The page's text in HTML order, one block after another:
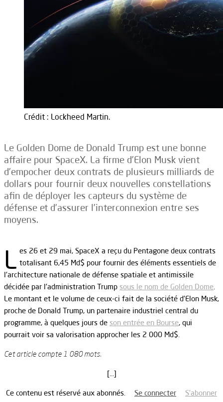
Crédit : Lockheed Martin.
Le Golden Dome de Donald Trump est une bonne
affaire pour SpaceX. La firme d’Elon Musk vient
d’empocher deux contrats de plusieurs milliards de
dollars pour fournir deux nouvelles constellations
afin de déployer les capteurs du système de
défense et d’assurer l’interconnexion entre ses
moyens.
L es 26 et 29 mai, SpaceX a reçu du Pentagone deux contrats
totalisant 6,45 Md$ pour fournir des éléments essentiels de
l’architecture nationale de défense spatiale et antimissile
décidée par l’administration Trump sous le nom de Golden Dome
Le montant et le volume de ceux-ci fait de la société d’Elon Musk,
proche de Donald Trump, un partenaire industriel central du
programme, à quelques jours de son entrée en Bourse, qui
pourrait voir sa valorisation approcher les 2 000 Md$.
Cet article compte 1 080 mots.
[…]
Ce contenu est réservé aux abonnés. Se connecter S’abonner